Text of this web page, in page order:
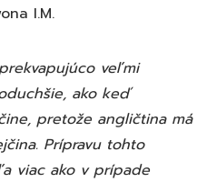
I.M.
veľmi
ako keď
pretože angličtina má
Prípravu tohto
viac ako v prípade